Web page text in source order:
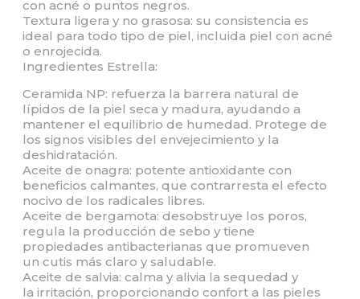
con acné o puntos negros.
Textura ligera y no grasosa: su consistencia es
ideal para todo tipo de piel, incluida piel con acné
o enrojecida.
Ingredientes Estrella:
Ceramida NP: refuerza la barrera natural de
lípidos de la piel seca y madura, ayudando a
mantener el equilibrio de humedad. Protege de
los signos visibles del envejecimiento y la
deshidratación.
Aceite de onagra: potente antioxidante con
beneficios calmantes, que contrarresta el efecto
nocivo de los radicales libres.
Aceite de bergamota: desobstruye los poros,
regula la producción de sebo y tiene
propiedades antibacterianas que promueven
un cutis más claro y saludable.
Aceite de salvia: calma y alivia la sequedad y
la irritación, proporcionando confort a las pieles